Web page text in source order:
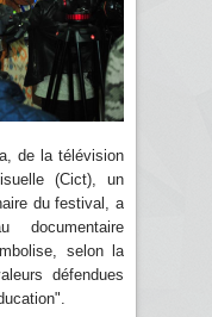
de la télévision
(Cict), un
du festival, a
documentaire
selon la
défendues